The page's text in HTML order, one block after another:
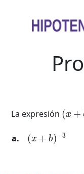
La expresión
(x )
(x )−